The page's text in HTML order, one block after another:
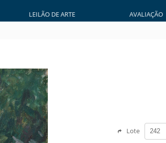
LEILÃO DE ARTE AVALIAÇÃO
Lote